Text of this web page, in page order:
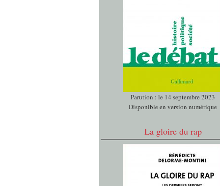
Parution : le 14 septembre 2023
Disponible en version numérique
La gloire du rap